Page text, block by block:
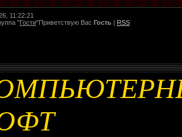
11:22:21
"Гости"Приветствую Вас Гость | RSS